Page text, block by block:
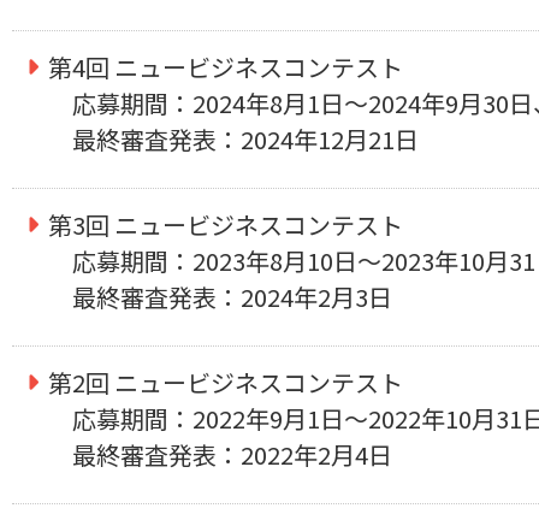
第4回 ニュービジネスコンテスト
応募期間：2024年8月1日～2024年9月30
最終審査発表：2024年12月21日
第3回 ニュービジネスコンテスト
応募期間：2023年8月10日～2023年10月
最終審査発表：2024年2月3日
第2回 ニュービジネスコンテスト
応募期間：2022年9月1日～2022年10月31
最終審査発表：2022年2月4日